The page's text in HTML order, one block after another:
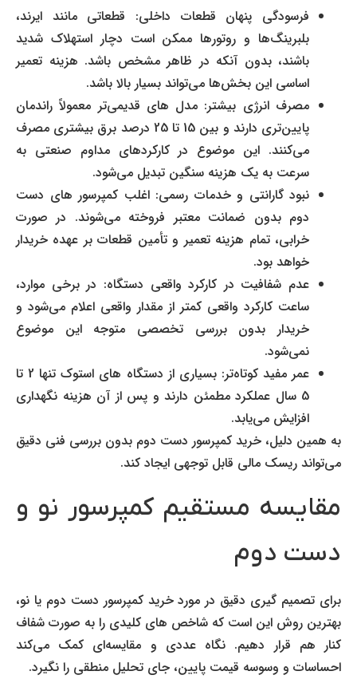
فرسودگی پنهان قطعات داخلی: قطعاتی مانند ایرند،
بلبرینگ‌ها و روتورها ممکن است دچار استهلاک شدید
باشند، بدون آنکه در ظاهر مشخص باشد. هزینه تعمیر
اساسی این بخش‌ها می‌تواند بسیار بالا باشد.
مصرف انرژی بیشتر: مدل های قدیمی‌تر معمولاً راندمان
پایین‌تری دارند و بین 15 تا 25 درصد برق بیشتری مصرف
می‌کنند. این موضوع در کارکردهای مداوم صنعتی به
سرعت به یک هزینه سنگین تبدیل می‌شود.
نبود گارانتی و خدمات رسمی: اغلب کمپرسور های دست
دوم بدون ضمانت معتبر فروخته می‌شوند. در صورت
خرابی، تمام هزینه تعمیر و تأمین قطعات بر عهده خریدار
خواهد بود.
عدم شفافیت در کارکرد واقعی دستگاه: در برخی موارد،
ساعت کارکرد واقعی کمتر از مقدار واقعی اعلام می‌شود و
خریدار بدون بررسی تخصصی متوجه این موضوع
نمی‌شود.
عمر مفید کوتاه‌تر: بسیاری از دستگاه های استوک تنها 2 تا
5 سال عملکرد مطمئن دارند و پس از آن هزینه نگهداری
افزایش می‌یابد.
به همین دلیل، خرید کمپرسور دست دوم بدون بررسی فنی دقیق
می‌تواند ریسک مالی قابل توجهی ایجاد کند.
مقایسه مستقیم کمپرسور نو و
دست دوم
برای تصمیم گیری دقیق در مورد خرید کمپرسور دست دوم یا نو،
بهترین روش این است که شاخص های کلیدی را به صورت شفاف
کنار هم قرار دهیم. نگاه عددی و مقایسه‌ای کمک می‌کند
احساسات و وسوسه قیمت پایین، جای تحلیل منطقی را نگیرد.